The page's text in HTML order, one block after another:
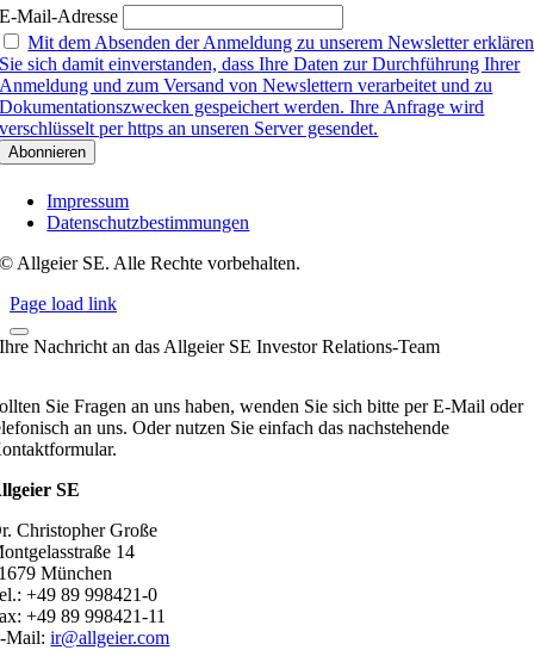
E-Mail-Adresse
Mit dem Absenden der Anmeldung zu unserem Newsletter erklären
Sie sich damit einverstanden, dass Ihre Daten zur Durchführung Ihrer
Anmeldung und zum Versand von Newslettern verarbeitet und zu
Dokumentationszwecken gespeichert werden. Ihre Anfrage wird
verschlüsselt per https an unseren Server gesendet.
Impressum
Datenschutzbestimmungen
© Allgeier SE. Alle Rechte vorbehalten.
Page load link
Ihre Nachricht an das Allgeier SE Investor Relations-Team
Sie Fragen an uns haben, wenden Sie sich bitte per E-Mail oder
an uns. Oder nutzen Sie einfach das nachstehende
SE
Christopher Große
14
München
+49 89 998421-0
+49 89 998421-11
Mail:ir@allgeier.com